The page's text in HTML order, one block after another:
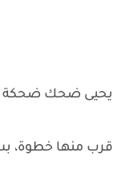
يحيى ضحك ضحكة
قرب منها